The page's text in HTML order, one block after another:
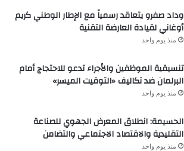
وداد صفرو يتعاقد رسمياً مع الإطار الوطني كريم
أوغاني لقيادة العارضة التقنية
منذ يوم واحد
تنسيقية الموظفين والأجراء تدعو للاحتجاج أمام
البرلمان ضد تكاليف «التوقيت الميسر»
منذ يوم واحد
الحسيمة: انطلاق المعرض الجهوي للصناعة
التقليدية والاقتصاد الاجتماعي والتضامن
منذ يوم واحد